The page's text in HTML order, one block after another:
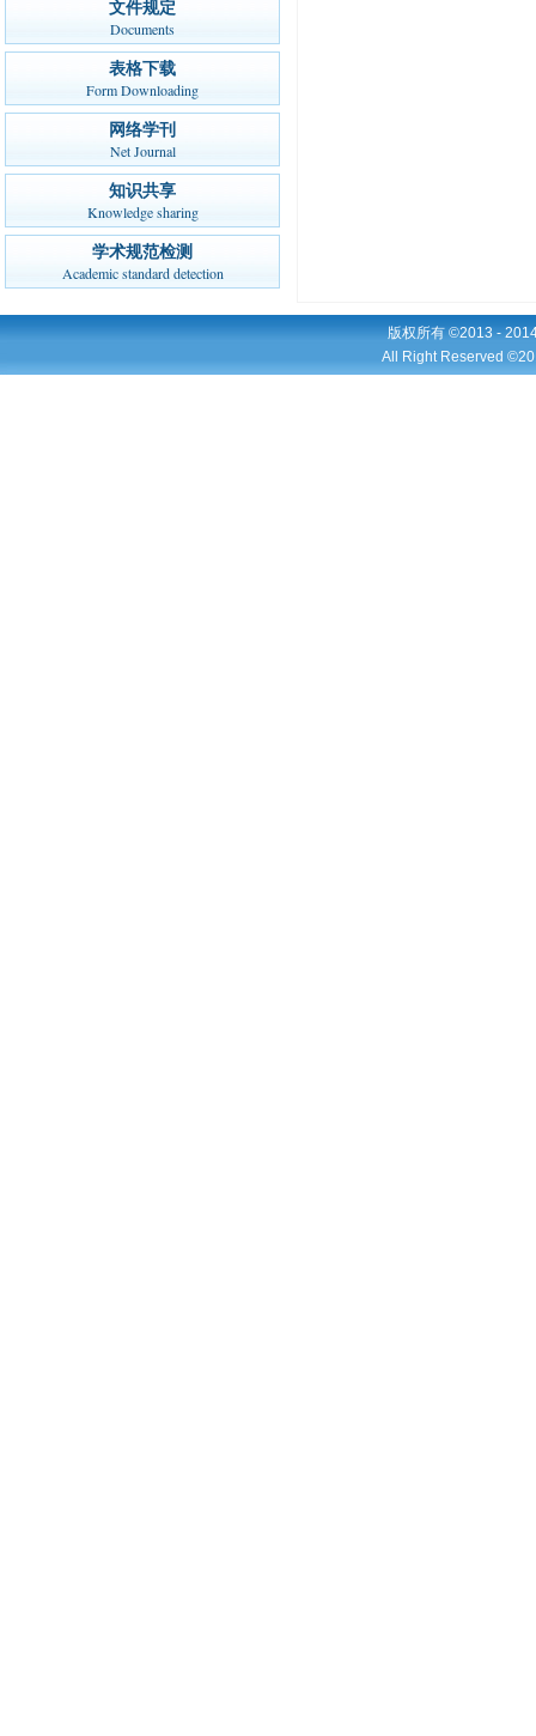
文件规定
Documents
表格下载
Form Downloading
网络学刊
Net Journal
知识共享
Knowledge sharing
学术规范检测
Academic standard detection
版权所有 ©2013 -
All Right Reserved